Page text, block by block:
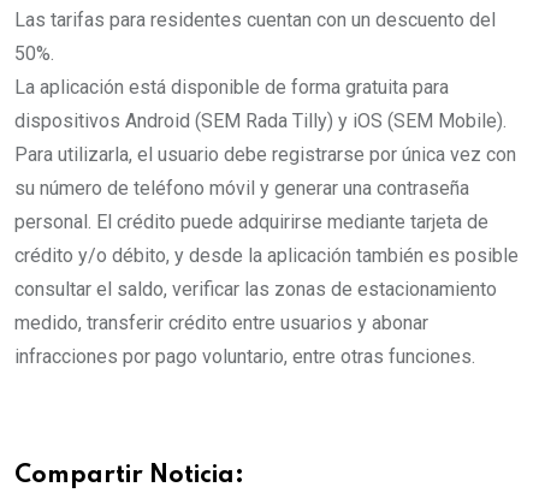
Las tarifas para residentes cuentan con un descuento del
50%.
La aplicación está disponible de forma gratuita para
dispositivos Android (SEM Rada Tilly) y iOS (SEM Mobile).
Para utilizarla, el usuario debe registrarse por única vez con
su número de teléfono móvil y generar una contraseña
personal. El crédito puede adquirirse mediante tarjeta de
crédito y/o débito, y desde la aplicación también es posible
consultar el saldo, verificar las zonas de estacionamiento
medido, transferir crédito entre usuarios y abonar
infracciones por pago voluntario, entre otras funciones.
Compartir Noticia: